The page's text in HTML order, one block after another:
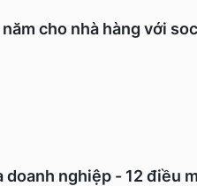
cho nhà hàng với
nghiệp - 12 điều